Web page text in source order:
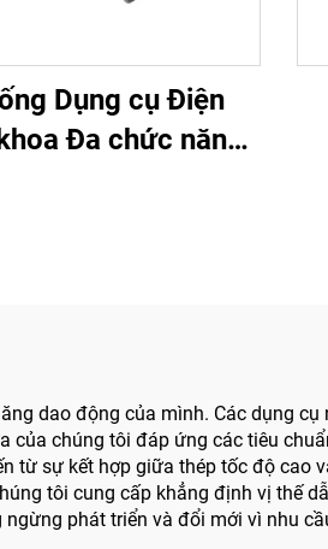
Dụng cụ Điện
Đa chức năng
dao động của mình. Các dụng
chúng tôi đáp ứng các tiêu
từ sự kết hợp giữa thép tốc độ
tôi cung cấp khẳng định vị thế
phát triển và đổi mới vì nhu